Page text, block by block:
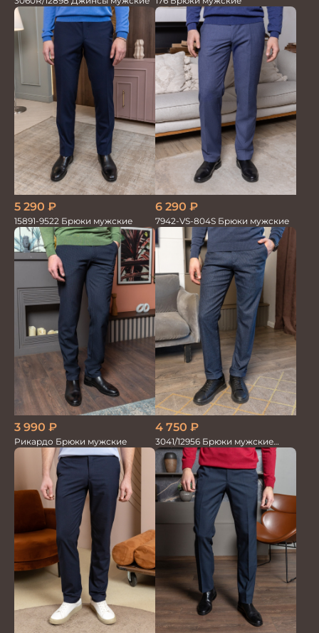
5 290 ₽
15891-9522 Брюки мужские
6 290 ₽
7942-VS-804S Брюки мужские
3 990 ₽
Рикардо Брюки мужские
4 750 ₽
3041/12956 Брюки мужские
океан